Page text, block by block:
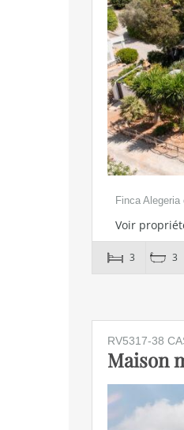
Finca
Voir
3 3
RV5317-38
Maison